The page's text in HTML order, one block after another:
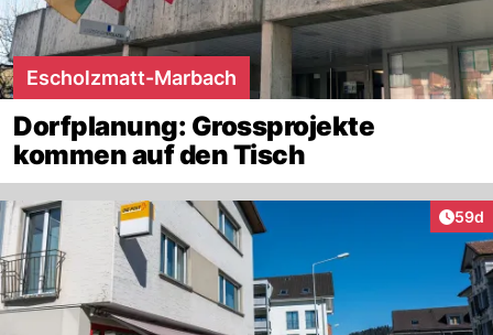
Escholzmatt-Marbach
Dorfplanung: Grossprojekte
kommen auf den Tisch
59d